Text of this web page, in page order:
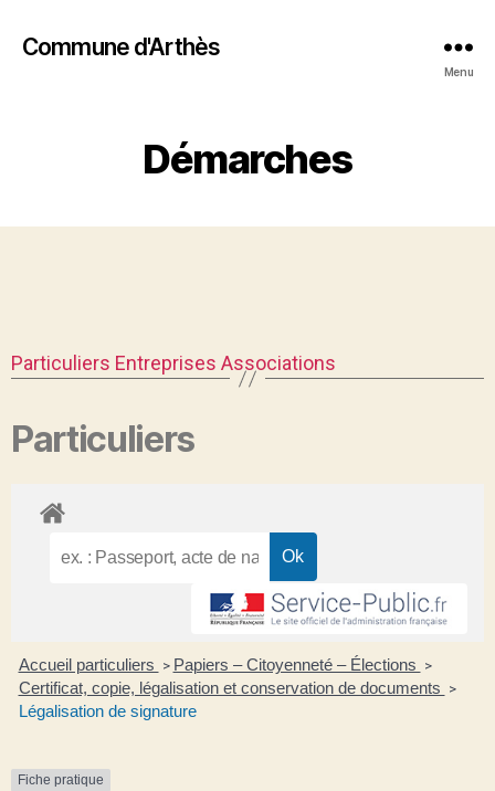
Commune d'Arthès
Menu
Démarches
Particuliers Entreprises Associations
Particuliers
Accueil particuliers > Papiers – Citoyenneté – Élections >
Certificat, copie, légalisation et conservation de documents >
Légalisation de signature
Fiche pratique